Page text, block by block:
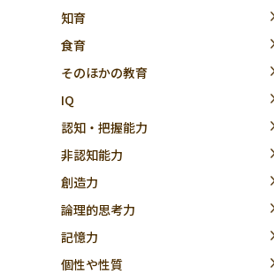
知育
食育
そのほかの教育
IQ
認知・把握能力
非認知能力
創造力
論理的思考力
記憶力
個性や性質